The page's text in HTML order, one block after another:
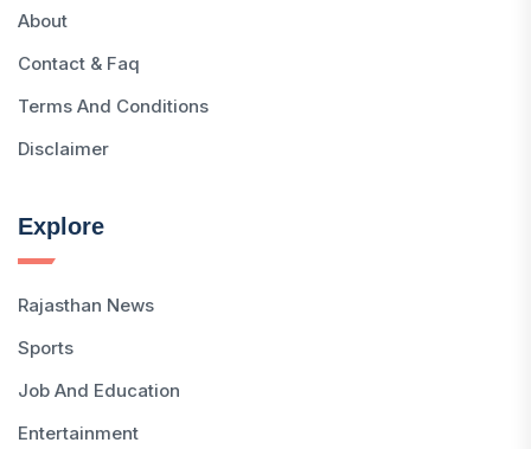
About
Contact & Faq
Terms And Conditions
Disclaimer
Explore
Rajasthan News
Sports
Job And Education
Entertainment